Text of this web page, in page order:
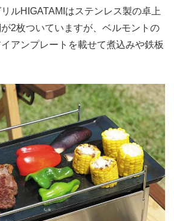
ルHIGATAMIはステンレス製の卓上
2枚ついていますが、ベルモントの
アンプレートを載せて煮込みや鉄板